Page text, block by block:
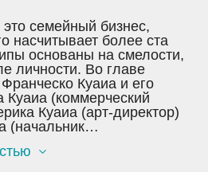
семейный бизнес,
насчитывает более ста
основаны на смелости,
личности. Во главе
Куаиа и его
Куаиа (коммерческий
Куаиа (арт-директор)
(начальник
на рынках